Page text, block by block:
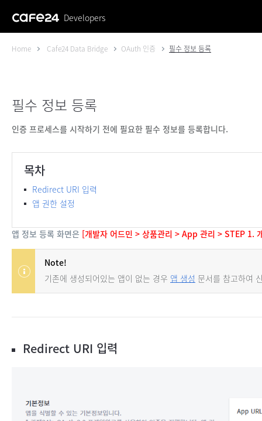
Developers
Home Cafe24 Data Bridge OAuth 인증 필수 정보 등록
필수 정보 등록
인증 프로세스를 시작하기 전에 필요한 필수 정보를 등록합니다.
목차
Redirect URI 입력
앱 권한 설정
앱 정보 등록 화면은 [개발자 어드민 > 상품관리 > App 관리 > STEP 1.
Note!
기존에 생성되어있는 앱이 없는 경우 앱 생성 문서를 참고하여
Redirect URI 입력